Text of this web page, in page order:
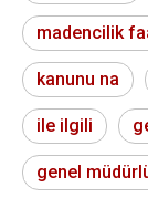
madencilik
kanunu na
ile ilgili
genel